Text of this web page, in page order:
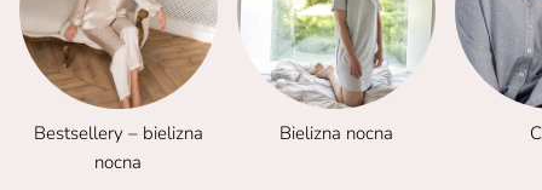
Bestsellery – bielizna
nocna
Bielizna nocna